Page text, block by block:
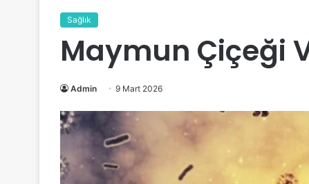
Sağlık
Maymun Çiçeği
Admin 9 Mart 2026